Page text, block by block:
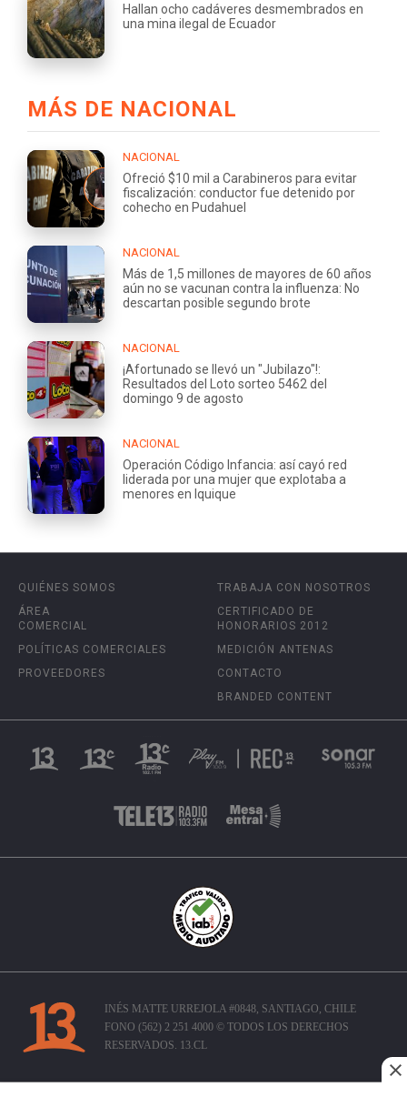
Hallan ocho cadáveres desmembrados en
una mina ilegal de Ecuador
MÁS DE NACIONAL
NACIONAL
Ofreció $10 mil a Carabineros para evitar
fiscalización: conductor fue detenido por
cohecho en Pudahuel
NACIONAL
Más de 1,5 millones de mayores de 60 años
aún no se vacunan contra la influenza: No
descartan posible segundo brote
NACIONAL
¡Afortunado se llevó un "Jubilazo"!:
Resultados del Loto sorteo 5462 del
domingo 9 de agosto
NACIONAL
Operación Código Infancia: así cayó red
liderada por una mujer que explotaba a
menores en Iquique
QUIÉNES SOMOS
ÁREA
COMERCIAL
POLÍTICAS COMERCIALES
PROVEEDORES
TRABAJA CON NOSOTROS
CERTIFICADO DE
HONORARIOS 2012
MEDICIÓN ANTENAS
CONTACTO
BRANDED CONTENT
INÉS MATTE URREJOLA #0848, SANTIAGO, CHILE
FONO (562) 2 251 4000 © TODOS LOS DERECHOS
RESERVADOS. 13.CL